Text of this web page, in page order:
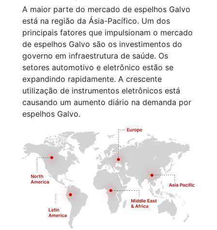
A maior parte do mercado de espelhos Galvo
está na região da Ásia-Pacífico. Um dos
principais fatores que impulsionam o mercado
de espelhos Galvo são os investimentos do
governo em infraestrutura de saúde. Os
setores automotivo e eletrônico estão se
expandindo rapidamente. A crescente
utilização de instrumentos eletrônicos está
causando um aumento diário na demanda por
espelhos Galvo.